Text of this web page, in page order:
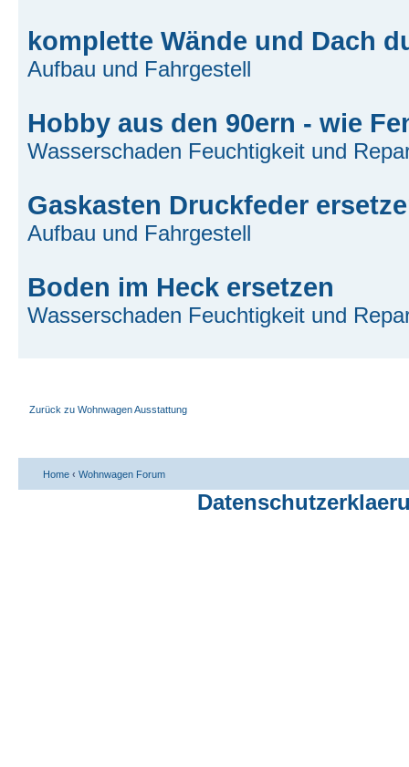
komplette Wände und Dach
Aufbau und Fahrgestell
Hobby aus den 90ern - wie
Wasserschaden Feuchtigkeit und
Gaskasten Druckfeder
Aufbau und Fahrgestell
Boden im Heck ersetzen
Wasserschaden Feuchtigkeit und
Zurück zu Wohnwagen Ausstattung
Home ‹ Wohnwagen Forum